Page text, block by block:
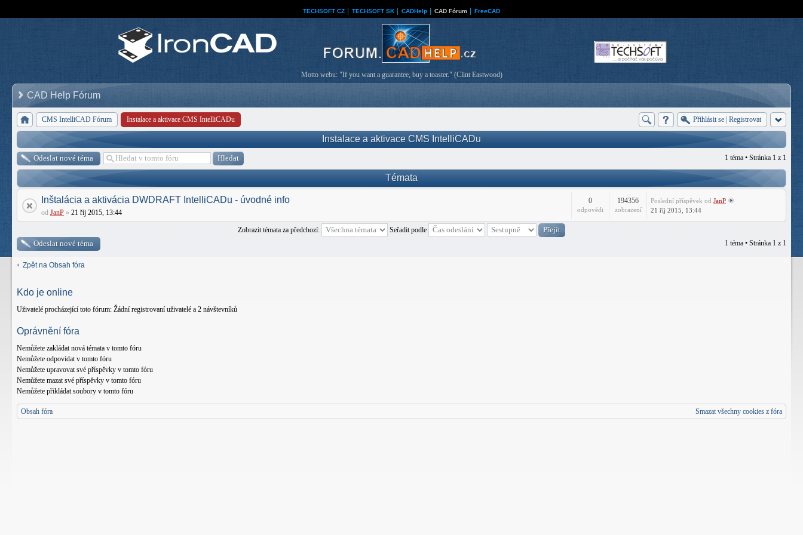
TECHSOFT CZ TECHSOFT SK CADHelp CAD Fórum FreeCAD
Motto webu: "If you want a guarantee, buy a toaster." (Clint Eastwood)
CAD Help Fórum
CMS IntelliCAD Fórum Instalace a aktivace CMS IntelliCADu Přihlásit se Registrovat
Instalace a aktivace CMS IntelliCADu
Odeslat nové téma 1 téma • Stránka 1 z 1
Témata
Inštalácia a aktivácia DWDRAFT IntelliCADu - úvodné info
od JanP » 21 říj 2015, 13:44
0
odpovědi
194356
zobrazení
Poslední příspěvek od JanP
21 říj 2015, 13:44
Zobrazit témata za předchozí: Seřadit podle
Odeslat nové téma 1 téma • Stránka 1 z 1
Zpět na Obsah fóra
Kdo je online
Uživatelé procházející toto fórum: Žádní registrovaní uživatelé a 2 návštevníků
Oprávnění fóra
Nemůžete zakládat nová témata v tomto fóru
Nemůžete odpovídat v tomto fóru
Nemůžete upravovat své příspěvky v tomto fóru
Nemůžete mazat své příspěvky v tomto fóru
Nemůžete přikládat soubory v tomto fóru
Obsah fóra Smazat všechny cookies z fóra